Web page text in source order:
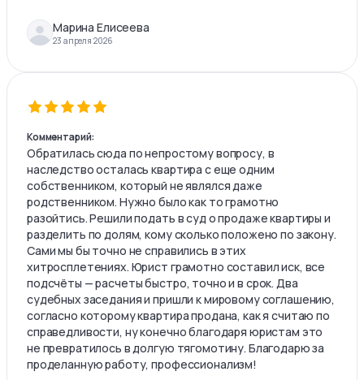
Марина Елисеева
23 апреля 2026
Комментарий:
Обратилась сюда по непростому вопросу, в
наследство осталась квартира с еще одним
собственником, который не являлся даже
родственником. Нужно было как то грамотно
разойтись. Решили подать в суд о продаже квартиры и
разделить по долям, кому сколько положено по закону.
Сами мы бы точно не справились в этих
хитросплетениях. Юрист грамотно составил иск, все
подсчёты — расчеты быстро, точно и в срок. Два
судебных заседания и пришли к мировому соглашению,
согласно которому квартира продана, как я считаю по
справедливости, ну конечно благодаря юристам это
не превратилось в долгую тягомотину. Благодарю за
проделанную работу, профессионализм!